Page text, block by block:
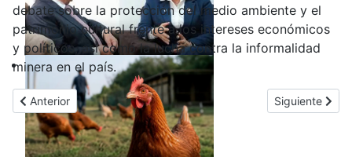
debate sobre la protección del medio ambiente y el
patrimonio cultural frente a los intereses económicos
y políticos, así como la lucha contra la informalidad
minera en el país.
Artículo anterior: Betssy Chávez Se Niega a Traslado a
Anterior Artículo
Siguiente